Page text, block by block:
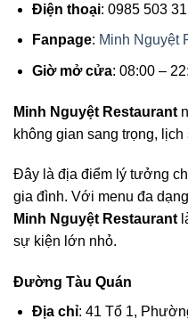
Điện thoại: 0985 503
Fanpage: Minh Nguyệt
Giờ mở cửa: 08:00 –
Minh Nguyệt Restaurant
không gian sang trọng, lịch
Đây là địa điểm lý tưởng
gia đình. Với menu đa
Minh Nguyệt Restaurant
sự kiện lớn nhỏ.
Đường Tàu Quán
Địa chỉ: 41 Tổ 1,